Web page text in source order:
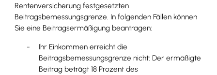
Rentenversicherung festgesetzten
Beitragsbemessungsgrenze. In folgenden Fällen können
Sie eine Beitragsermäßigung beantragen:
Ihr Einkommen erreicht die
Beitragsbemessungsgrenze nicht: Der ermäßigte
Beitrag beträgt 18 Prozent des